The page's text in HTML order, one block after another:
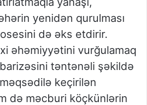
yenidən qurulması
də əks etdirir.
əhəmiyyətini vurğulamaq
təntənəli şəkildə
keçirilən
də məcburi köçkünlərin